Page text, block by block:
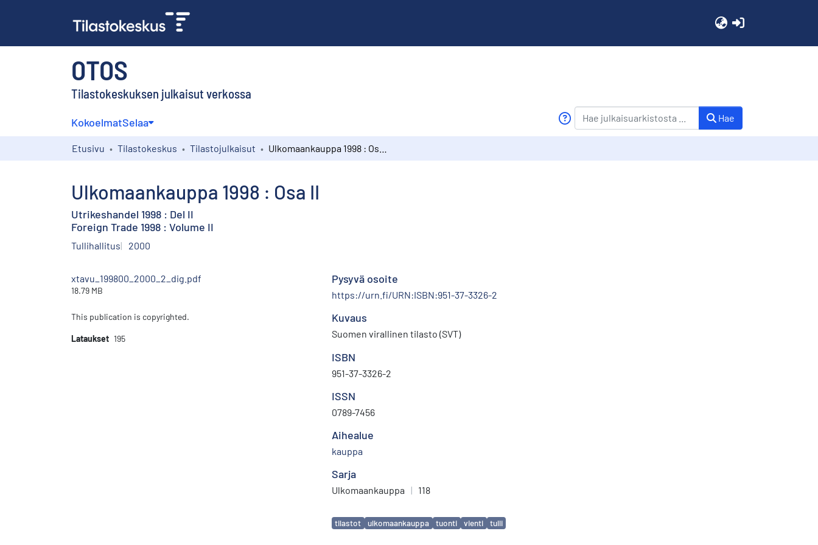
OTOS
Tilastokeskuksen julkaisut verkossa
KokoelmatSelaa Hae
Etusivu Tilastokeskus Tilastojulkaisut
Ulkomaankauppa 1998 : Osa II
Utrikeshandel 1998 : Del II
Foreign Trade 1998 : Volume II
Tullihallitus 2000
xtavu_199800_2000_2_dig.pdf
18.79 MB
This publication is copyrighted.
Lataukset 195
Pysyvä osoite
https://urn.fi/URN:ISBN:951-37-3326-2
Kuvaus
Suomen virallinen tilasto (SVT)
ISBN
951-37-3326-2
ISSN
0789-7456
Aihealue
kauppa
Sarja
Ulkomaankauppa | 118
Avainsanat
tilastot ulkomaankauppa tuonti vienti tulli